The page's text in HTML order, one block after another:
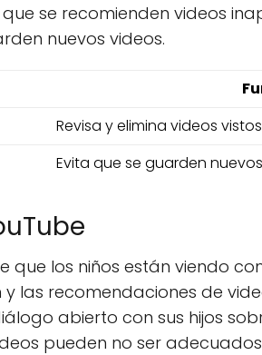
se recomienden videos
nuevos videos.
Revisa y elimina videos vistos
Evita que se guarden
los niños están viendo
las recomendaciones de
abierto con sus hijos
pueden no ser